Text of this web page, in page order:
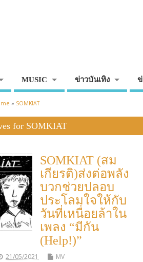
MUSIC ข่าวบันเทิง
» SOMKIAT
for SOMKIAT
SOMKIAT (สม
เกียรติ)ส่งต่อพลัง
บวกช่วยปลอบ
ประโลมใจให้กับ
วันที่เหนื่อยล้าใน
เพลง “มีกัน
(Help!)”
21/05/2021 MV